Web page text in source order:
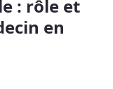
: rôle et
en